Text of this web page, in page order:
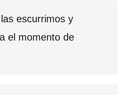
escurrimos y
el momento de